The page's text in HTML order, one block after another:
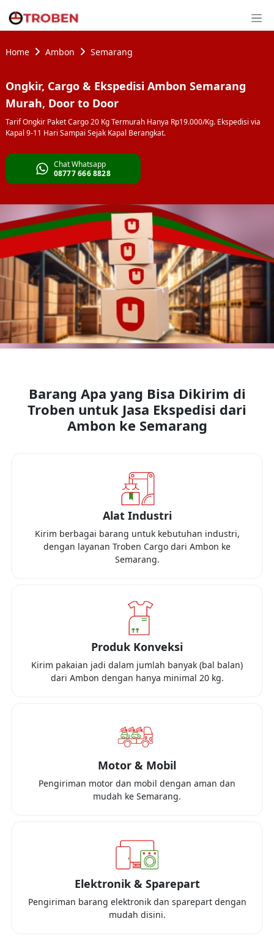
Home Ambon Semarang
Ongkir, Cargo & Ekspedisi Ambon Semarang
Murah, Door to Door
Tarif Ongkir Paket Cargo 20 Kg Termurah Hanya Rp19.000/Kg. Ekspedisi via
Kapal 9-11 Hari Sampai Sejak Kapal Berangkat.
Chat Whatsapp
08777 666 8828
Barang Apa yang Bisa Dikirim di
Troben untuk Jasa Ekspedisi dari
Ambon ke Semarang
Alat Industri
Kirim berbagai barang untuk kebutuhan industri,
dengan layanan Troben Cargo dari Ambon ke
Semarang.
Produk Konveksi
Kirim pakaian jadi dalam jumlah banyak (bal balan)
dari Ambon dengan hanya minimal 20 kg.
Motor & Mobil
Pengiriman motor dan mobil dengan aman dan
mudah ke Semarang.
Elektronik & Sparepart
Pengiriman barang elektronik dan sparepart dengan
mudah disini.